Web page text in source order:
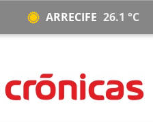
ARRECIFE 26.1 °C